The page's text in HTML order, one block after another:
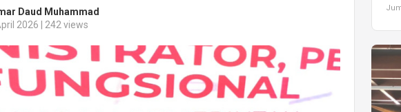
Daud Muhammad
2026 | 242 views